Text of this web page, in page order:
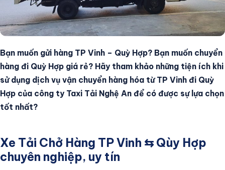
Bảng Giá
Tin Tức
Tìm kiếm
Bạn muốn gửi hàng TP Vinh – Quỳ Hợp? Bạn muốn chuyển
hàng đi Quỳ Hợp giá rẻ? Hãy tham khảo những tiện ích khi
sử dụng dịch vụ vận chuyển hàng hóa từ TP Vinh đi Quỳ
Hợp của công ty Taxi Tải Nghệ An để có được sự lựa chọn
tốt nhất?
Xe Tải Chở Hàng TP Vinh ⇆ Qùy Hợp
chuyên nghiệp, uy tín